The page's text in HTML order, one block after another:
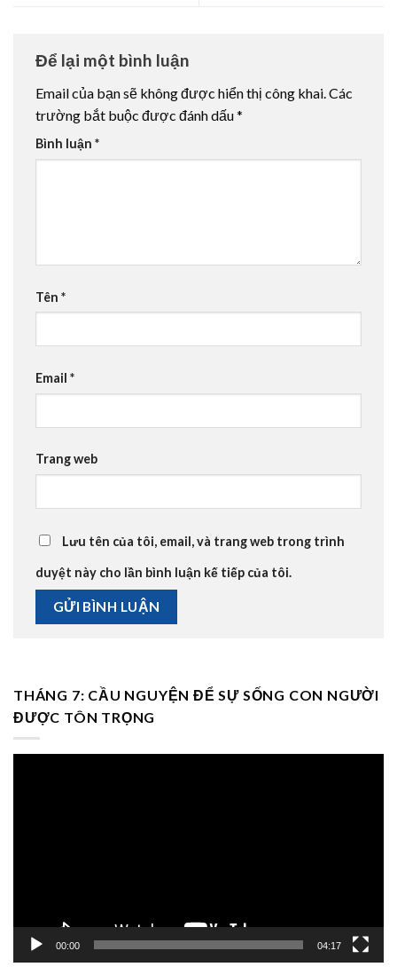
Để lại một bình luận
Email của bạn sẽ không được hiển thị công khai.Các
trường bắt buộc được đánh dấu*
Bình luận *
Tên *
Email *
Trang web
Lưu tên của tôi, email, và trang web trong trình
duyệt này cho lần bình luận kế tiếp của tôi.
THÁNG 7: CẦU NGUYỆN ĐỂ SỰ SỐNG CON NGƯỜI
ĐƯỢC TÔN TRỌNG
00:00 04:17